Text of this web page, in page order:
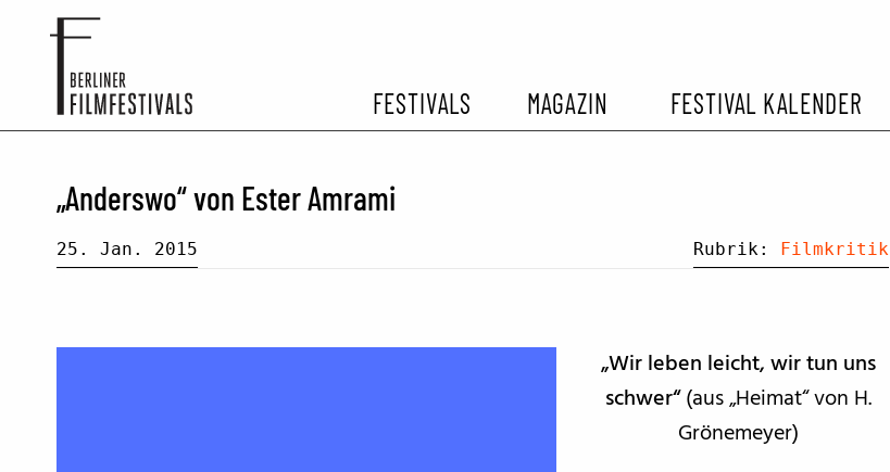
FESTIVALS
ARCHIV EHEMALIGER FILMFESTIVALS
MAGAZIN
FESTIVALBERICHTE
FILMKRITIKEN
FESTIVAL KALENDER
„Anderswo“ von Ester Amrami
25. Jan. 2015 Rubrik: Filmkritik
„Wir leben leicht, wir tun uns
schwer“(aus „Heimat“ von H.
Grönemeyer)